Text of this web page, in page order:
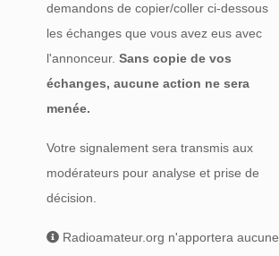
demandons de copier/coller ci-dessous
les échanges que vous avez eus avec
l'annonceur.Sans copie de vos
échanges, aucune action ne sera
menée.
Votre signalement sera transmis aux
modérateurs pour analyse et prise de
décision.
Radioamateur.org n'apportera aucune